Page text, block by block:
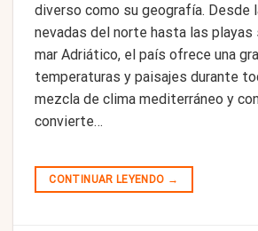
diverso como su geografía. Desde
nevadas del norte hasta las playas
mar Adriático, el país ofrece una
temperaturas y paisajes durante
mezcla de clima mediterráneo y
convierte…
CONTINUAR LEYENDO →